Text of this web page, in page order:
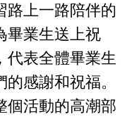
路上一路陪伴的
畢業生送上祝
代表全體畢業生
感謝和祝福。
個活動的高潮部